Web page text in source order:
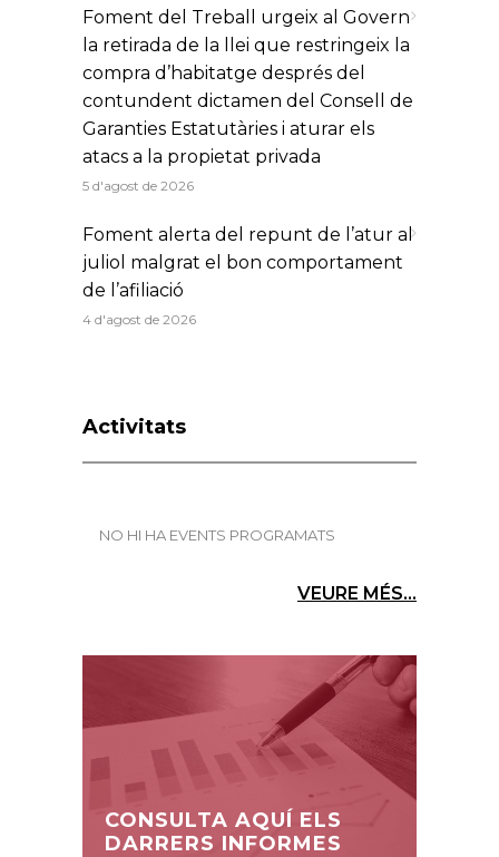
Foment del Treball urgeix al Govern
la retirada de la llei que restringeix la
compra d’habitatge després del
contundent dictamen del Consell de
Garanties Estatutàries i aturar els
atacs a la propietat privada
5 d'agost de 2026
Foment alerta del repunt de l’atur al
juliol malgrat el bon comportament
de l’afiliació
4 d'agost de 2026
Activitats
NO HI HA EVENTS PROGRAMATS
VEURE MÉS...
CONSULTA AQUÍ ELS
DARRERS INFORMES